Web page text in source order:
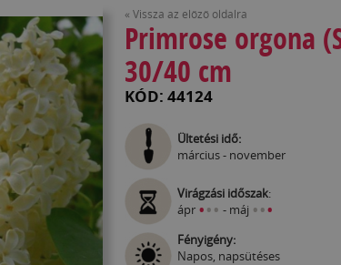
« Vissza az előző oldalra
Primrose orgona
30/40 cm
KÓD: 44124
Ültetési idő:
március - november
Virágzási időszak:
ápr ••• - máj •••
Fényigény:
Napos, napsütéses